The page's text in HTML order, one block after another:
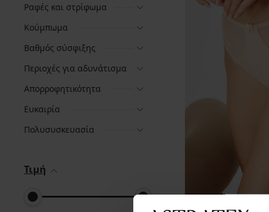
Ραφές και στρίφωμα
Κούμπωμα
Βαθμός σύσφιξης
Περιοχές για αδυνάτισμα
Απορροφητικότητα
Ευκαιρία
Πολυσυσκευασία
Τιμή